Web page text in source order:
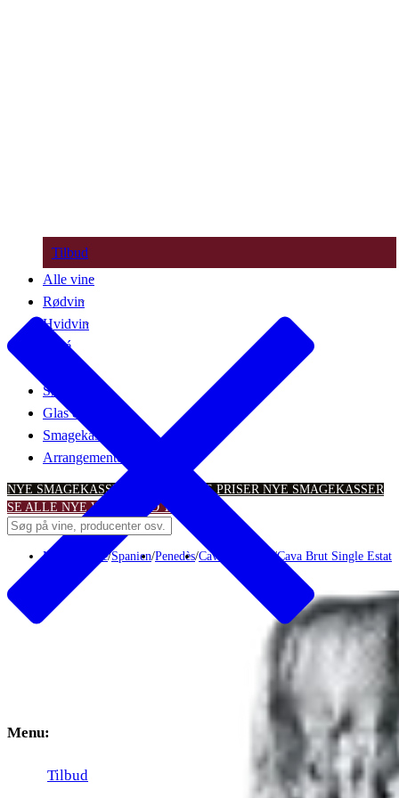
Menu:
Tilbud
Tilbud
Alle vine
Rødvin
Hvidvin
Rosé
Søde vine
Glas & tilbehør
Smagekasser
Arrangementer
NYE SMAGEKASSER – TIL SKARPE PRISER NYE SMAGEKASSER
SE ALLE NYE VINTILBUDTILBUD
Mousserende/Spanien/Penedès/Cava Can Petit /Cava Brut Single